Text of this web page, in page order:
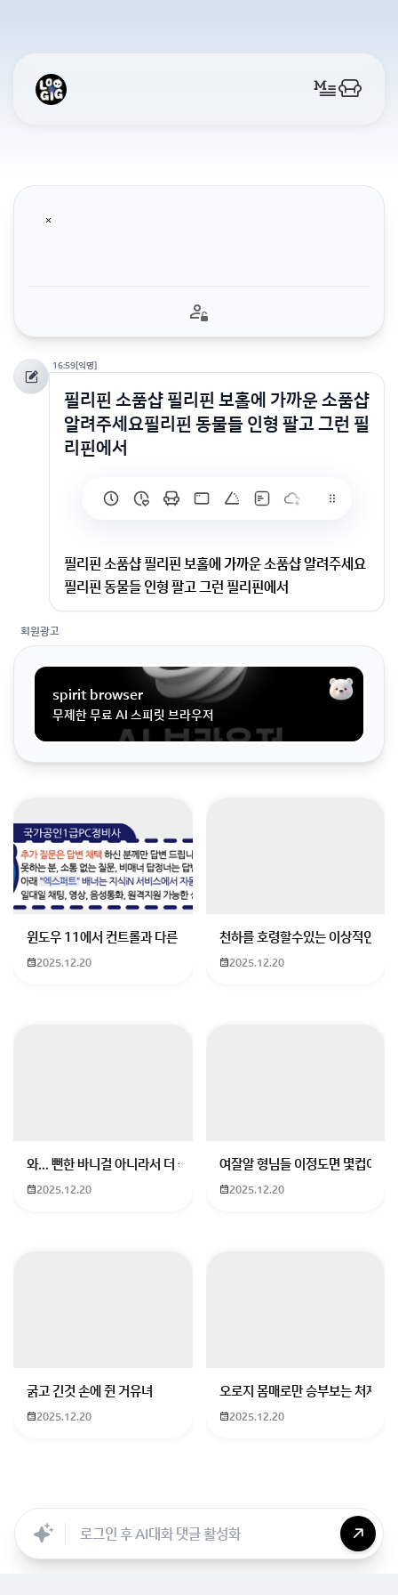
16:59[익명]
필리핀 소품샵 필리핀 보홀에 가까운 소품샵
알려주세요필리핀 동물들 인형 팔고 그런 필
리핀에서
필리핀 소품샵 필리핀 보홀에 가까운 소품샵 알려주세요
필리핀 동물들 인형 팔고 그런 필리핀에서
보홀에는 필리핀 기념품 전문 소품샵이 많습니다.
특히 동물 인형과 다양한 소품을 만나보실 수 있습니다.
회원가입 혹은 광고 [X]를 누르면 내용이 보입니다
회원광고
spirit browser
무제한 무료 AI 스피릿 브라우저
윈도우 11에서 컨트롤과 다른 키가 같이 안눌림 게임을 하는 중에 컨트
2025.12.20
천하를 호령할수있는 이상적인 몸
2025.12.20
와... 뻔한 바니걸 아니라서 더 좋음
2025.12.20
여잘알 형님들 이정도면 몇컵이에
2025.12.20
굵고 긴것 손에 쥔 거유녀
2025.12.20
오로지 몸매로만 승부보는 처자
2025.12.20